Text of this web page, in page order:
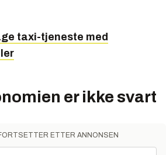
taxi-tjeneste med
er ikke svart
ETTER ANNONSEN